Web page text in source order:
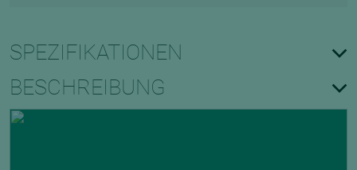
SPEZIFIKATIONEN
BESCHREIBUNG